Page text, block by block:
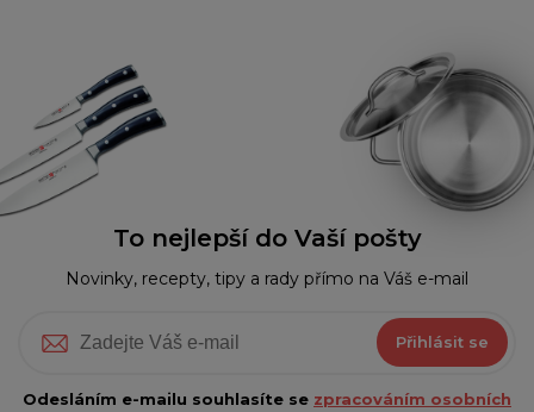
To nejlepší do Vaší pošty
Novinky, recepty, tipy a rady přímo na Váš e-mail
Přihlásit se
Odesláním e-mailu souhlasíte se zpracováním osobních